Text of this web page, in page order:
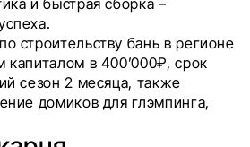
и быстрая сборка –
строительству бань в регионе
в 400’000₽, срок
сезон 2 месяца, также
домиков для глэмпинга,